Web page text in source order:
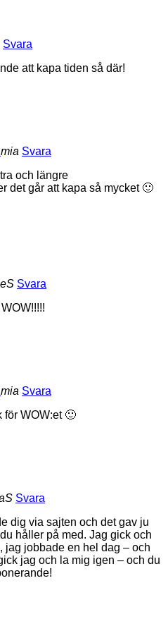
Svara
att kapa tiden så där!
mia Svara
och längre
det går att kapa så mycket 🙂
Svara
mia Svara
för WOW:et 🙂
Svara
dig via sajten och det gav ju
håller på med. Jag gick och
jag jobbade en hel dag – och
jag och la mig igen – och du